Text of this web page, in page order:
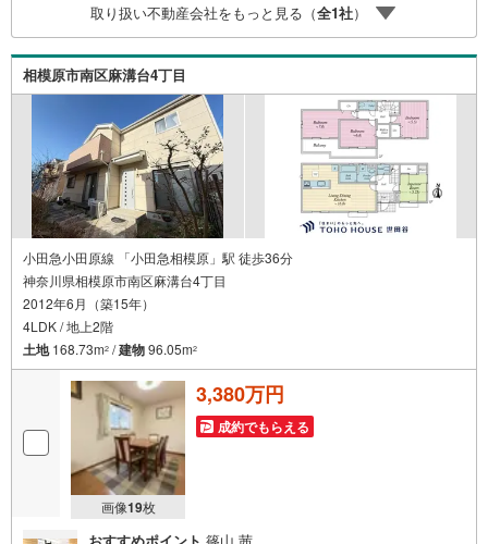
【住宅ローンのご相談】 ・頭金・自己資金が全くありま
せん… ・車のローンやその他の借り入れが残ってい
る… ・勤続年数が短い、転職したばかり… ・過去に借
り入れを断れた事がある…もしこのような事でお悩みであ
れば、是非、一度ご相談頂ければと思います。
取り扱い不動産会社をもっと見る（全1社）
相模原市南区麻溝台4丁目
小田急小田原線 「小田急相模原」駅 徒歩36分
神奈川県相模原市南区麻溝台4丁目
2012年6月（築15年）
4LDK / 地上2階
土地168.73m2 /建物96.05m2
画像19枚
3,380万円
成約でもらえる